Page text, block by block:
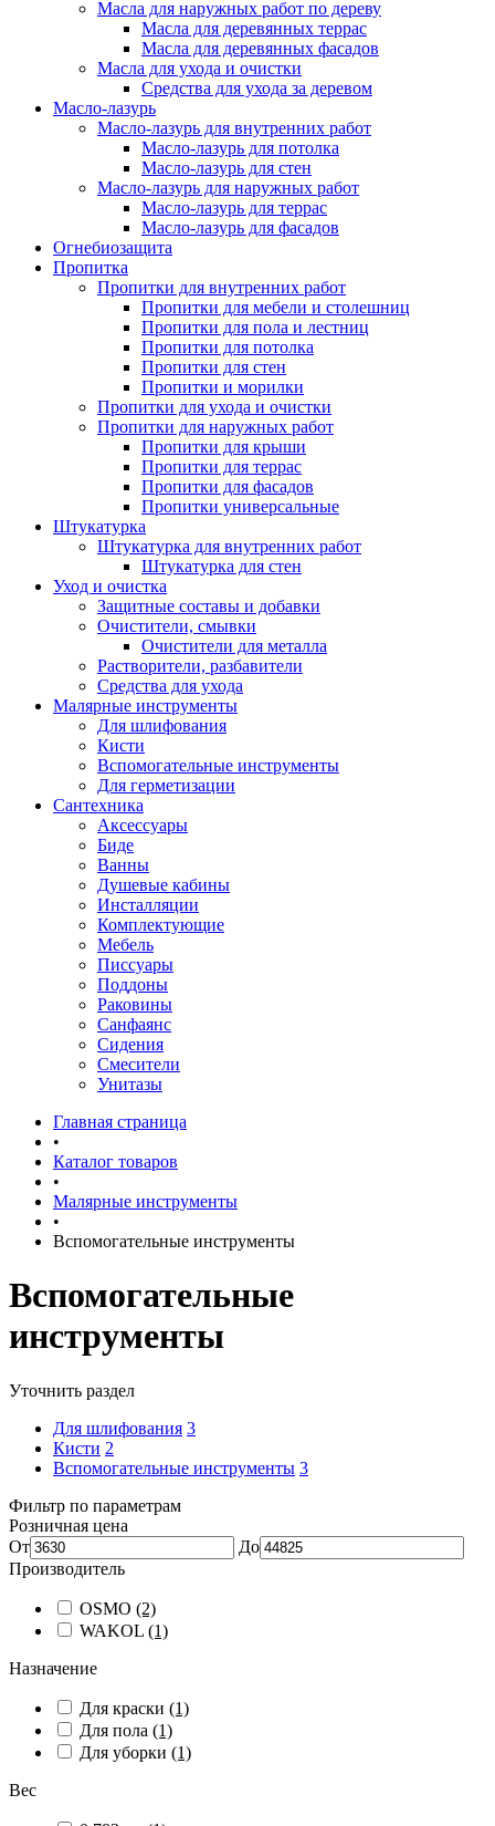
Масла для наружных работ по дереву
Масла для деревянных террас
Масла для деревянных фасадов
Масла для ухода и очистки
Средства для ухода за деревом
Масло-лазурь
Масло-лазурь для внутренних работ
Масло-лазурь для потолка
Масло-лазурь для стен
Масло-лазурь для наружных работ
Масло-лазурь для террас
Масло-лазурь для фасадов
Огнебиозащита
Пропитка
Пропитки для внутренних работ
Пропитки для мебели и столешниц
Пропитки для пола и лестниц
Пропитки для потолка
Пропитки для стен
Пропитки и морилки
Пропитки для ухода и очистки
Пропитки для наружных работ
Пропитки для крыши
Пропитки для террас
Пропитки для фасадов
Пропитки универсальные
Штукатурка
Штукатурка для внутренних работ
Штукатурка для стен
Уход и очистка
Защитные составы и добавки
Очистители, смывки
Очистители для металла
Растворители, разбавители
Средства для ухода
Малярные инструменты
Для шлифования
Кисти
Вспомогательные инструменты
Для герметизации
Сантехника
Аксессуары
Биде
Ванны
Душевые кабины
Инсталляции
Комплектующие
Мебель
Писсуары
Поддоны
Раковины
Санфаянс
Сидения
Смесители
Унитазы
Главная страница
•
Каталог товаров
•
Малярные инструменты
•
Вспомогательные инструменты
Вспомогательные
инструменты
Уточнить раздел
Для шлифования 3
Кисти 2
Вспомогательные инструменты 3
Фильтр по параметрам
Розничная цена
От
До
Производитель
OSMO (2)
WAKOL (1)
Назначение
Для краски (1)
Для пола (1)
Для уборки (1)
Вес